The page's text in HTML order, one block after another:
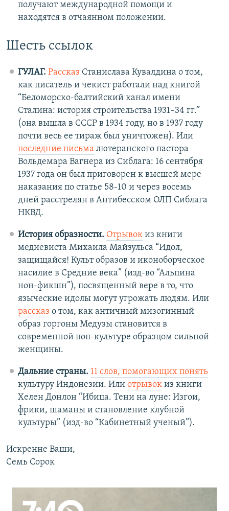
получают международной помощи и
находятся в отчаянном положении.
Шесть ссылок
ГУЛАГ. Рассказ Станислава Кувалдина о том,
как писатель и чекист работали над книгой
“Беломорско-балтийский канал имени
Сталина: история строительства 1931–34 гг.”
(она вышла в СССР в 1934 году, но в 1937 году
почти весь ее тираж был уничтожен). Или
последние письма лютеранского пастора
Вольдемара Вагнера из Сиблага: 16 сентября
1937 года он был приговорен к высшей мере
наказания по статье 58-10 и через восемь
дней расстрелян в Антибесском ОЛП Сиблага
НКВД.
История образности. Отрывокиз книги
медиевиста Михаила Майзульса “Идол,
защищайся! Культ образов и иконоборческое
насилие в Средние века” (изд-во “Альпина
нон-фикшн”), посвященный вере в то, что
языческие идолы могут угрожать людям. Или
рассказ о том, как античный мизогинный
образ горгоны Медузы становится в
современной поп-культуре образцом сильной
женщины.
Дальние страны. 11 слов, помогающих понять
культуру Индонезии. Или отрывокиз книги
Хелен Донлон “Ибица. Тени на луне: Изгои,
фрики, шаманы и становление клубной
культуры” (изд-во “Кабинетный ученый”).
Искренне Ваши,
Семь Сорок